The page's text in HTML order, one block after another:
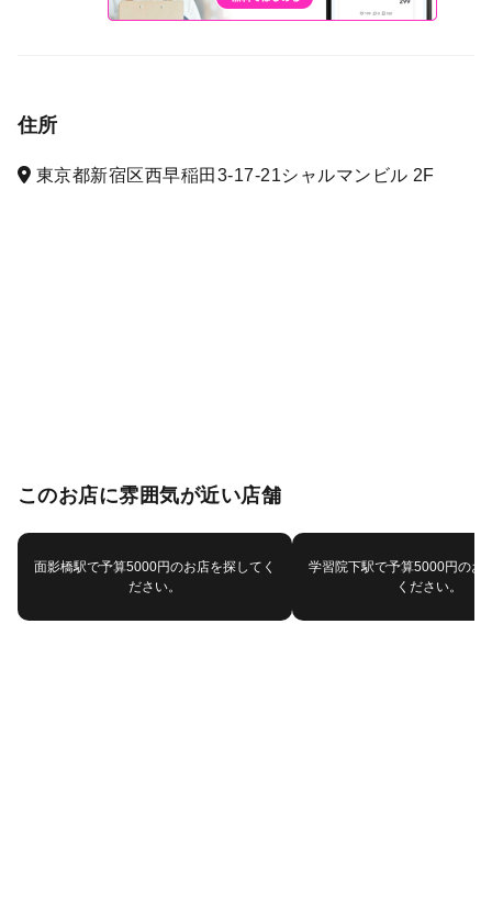
住所
東京都新宿区西早稲田3-17-21シャルマンビル 2F
このお店に雰囲気が近い店舗
面影橋駅で予算5000円のお店を探してく
ださい。
学習院下駅で予算5000円のお
ください。